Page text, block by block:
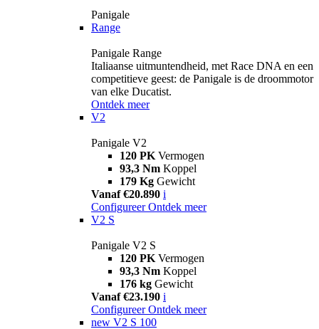
Panigale
Range
Panigale Range
Italiaanse uitmuntendheid, met Race DNA en een
competitieve geest: de Panigale is de droommotor
van elke Ducatist.
Ontdek meer
V2
Panigale V2
120 PK Vermogen
93,3 Nm Koppel
179 Kg Gewicht
Vanaf €20.890 i
Configureer Ontdek meer
V2 S
Panigale V2 S
120 PK Vermogen
93,3 Nm Koppel
176 kg Gewicht
Vanaf €23.190 i
Configureer Ontdek meer
new V2 S 100